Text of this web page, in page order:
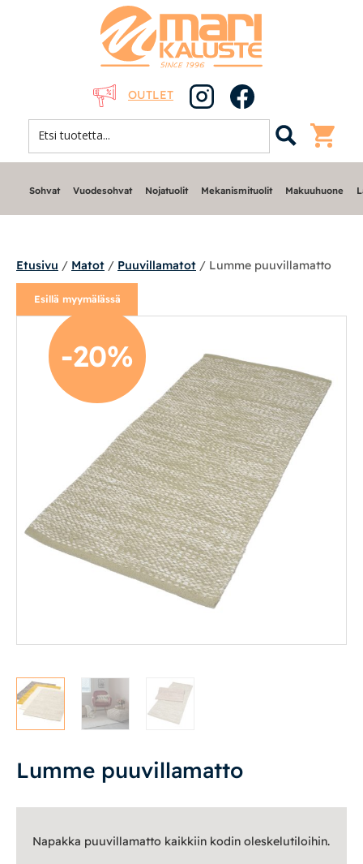
OUTLET
Sohvat
Nojatuolit
Mekanismituolit
Makuuhuone
Pöydät ja tuolit
Säilytys
Työpöydät ja työtuolit
Villamatot
Sileäksi kudotut matot
Lyhytnukkaiset matot
Sohvat Vuodesohvat Nojatuolit Mekanismituolit Makuuhuone
Etusivu / Matot / Puuvillamatot / Lumme puuvillamatto
Esillä myymälässä
-20%
Lumme puuvillamatto
Napakka puuvillamatto kaikkiin kodin oleskelutiloihin.